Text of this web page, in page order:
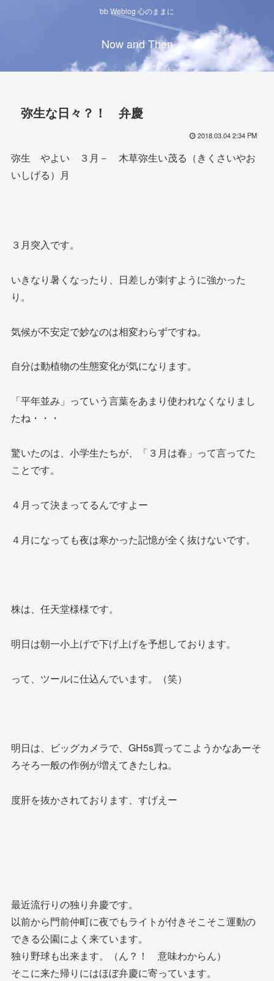
bb Weblog 心のままに
Now and Then
弥生な日々？！ 弁慶
2018.03.04 2:34 PM
弥生 やよい ３月－ 木草弥生い茂る（きくさいやお
いしげる）月
３月突入です。
いきなり暑くなったり、日差しが刺すように強かった
り。
気候が不安定で妙なのは相変わらずですね。
自分は動植物の生態変化が気になります。
「平年並み」っていう言葉をあまり使われなくなりまし
たね・・・
驚いたのは、小学生たちが、「３月は春」って言ってた
ことです。
４月って決まってるんですよー
４月になっても夜は寒かった記憶が全く抜けないです。
株は、任天堂様様です。
明日は朝一小上げで下げ上げを予想しております。
って、ツールに仕込んでいます。（笑）
明日は、ビッグカメラで、GH5s買ってこようかなあーそ
ろそろ一般の作例が増えてきたしね。
度肝を抜かされております、すげえー
最近流行りの独り弁慶です。
以前から門前仲町に夜でもライトが付きそこそこ運動の
できる公園によく来ています。
独り野球も出来ます。（ん？！ 意味わからん）
そこに来た帰りにはほぼ弁慶に寄っています。